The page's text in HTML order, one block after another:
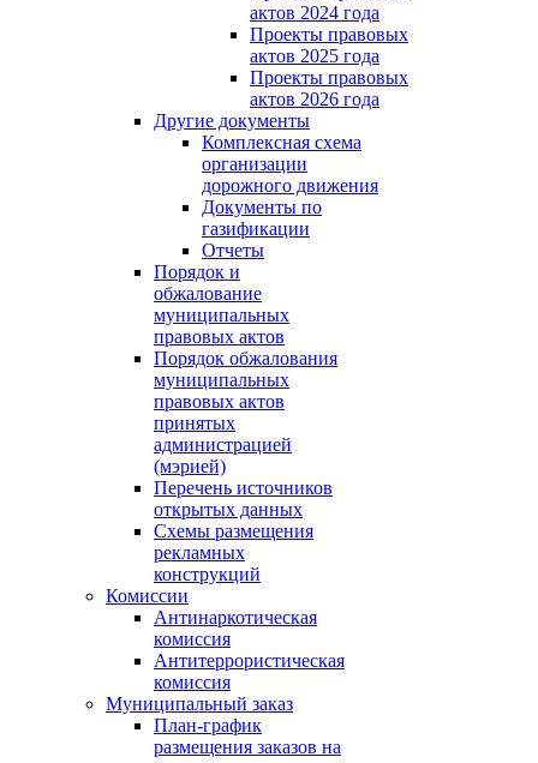
актов 2024 года
Проекты правовых
актов 2025 года
Проекты правовых
актов 2026 года
Другие документы
Комплексная схема
организации
дорожного движения
Документы по
газификации
Отчеты
Порядок и
обжалование
муниципальных
правовых актов
Порядок обжалования
муниципальных
правовых актов
принятых
администрацией
(мэрией)
Перечень источников
открытых данных
Схемы размещения
рекламных
конструкций
Комиссии
Антинаркотическая
комиссия
Антитеррористическая
комиссия
Муниципальный заказ
План-график
размещения заказов на